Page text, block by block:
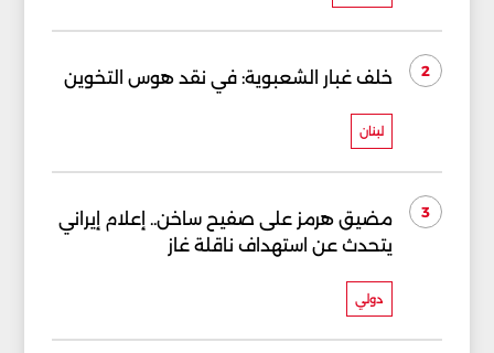
2 خلف غبار الشعبوية: في نقد هوس التخوين
لبنان
3
مضيق هرمز على صفيح ساخن.. إعلام إيراني
يتحدث عن استهداف ناقلة غاز
دولي